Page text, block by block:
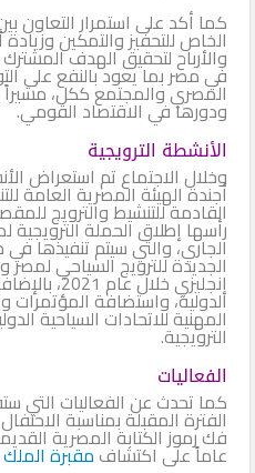
كما أكد على استمرار التعاون
الخاص للتحفيز والتمكين وزيادة
والأرباح لتحقيق الهدف
في مصر بما يعود بالنفع على
المصري والمجتمع ككل، مشيراً
ودورها في الاقتصاد القومي.
الأنشطة الترويجية
وخلال الاجتماع تم استعراض
أجندة الهيئة المصرية العامة
القادمة للتنشيط والترويج
رأسها إطلاق الحملة الترويجية
الجاري، والتي سيتم تنفيذها في
الجديدة للترويج السياحي
إنجليزي
الدولية، واستضافة المؤتمرات
المهنية للاتحادات السياحية
الترويجية.
الفعاليات
كما تحدث عن الفعاليات التي
عاماً على اكتشافمقبرة